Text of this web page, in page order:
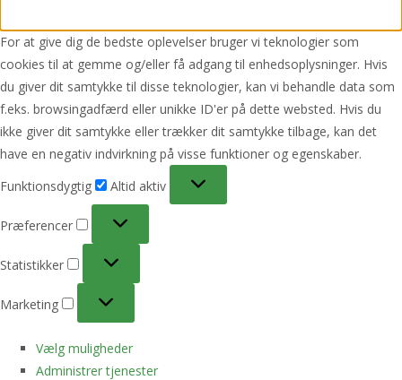
For at give dig de bedste oplevelser bruger vi teknologier som
cookies til at gemme og/eller få adgang til enhedsoplysninger. Hvis
du giver dit samtykke til disse teknologier, kan vi behandle data som
f.eks. browsingadfærd eller unikke ID'er på dette websted. Hvis du
ikke giver dit samtykke eller trækker dit samtykke tilbage, kan det
have en negativ indvirkning på visse funktioner og egenskaber.
Funktionsdygtig
Altid aktiv
Præferencer
Statistikker
Marketing
Vælg muligheder
Administrer tjenester